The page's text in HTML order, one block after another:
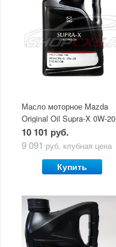
Масло моторное Mazda
Original Oil Supra-X 0W-20
(5 л)
10 101 руб.
9 091 руб. клубная цена
Купить